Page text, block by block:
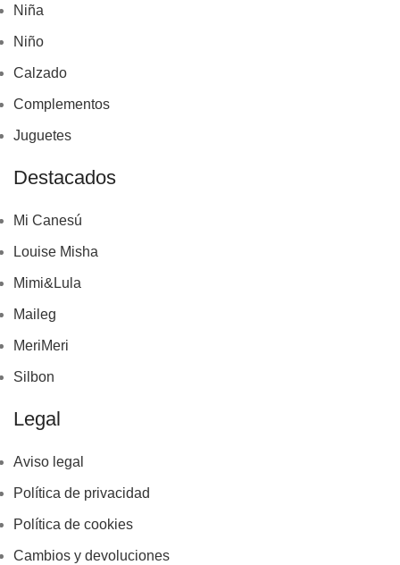
Niña
Niño
Calzado
Complementos
Juguetes
Destacados
Mi Canesú
Louise Misha
Mimi&Lula
Maileg
MeriMeri
Silbon
Legal
Aviso legal
Política de privacidad
Política de cookies
Cambios y devoluciones